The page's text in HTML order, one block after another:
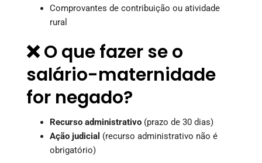
Comprovantes de contribuição ou atividade
rural
❌ O que fazer se o
salário-maternidade
for negado?
Recurso administrativo (prazo de 30 dias)
Ação judicial (recurso administrativo não é
obrigatório)